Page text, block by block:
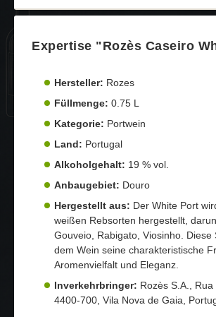
Expertise "Rozès Caseiro
Hersteller: Rozes
Füllmenge: 0.75 L
Kategorie: Portwein
Land: Portugal
Alkoholgehalt: 19 % vol.
Anbaugebiet: Douro
Hergestellt aus: Der White Port
weißen Rebsorten hergestellt,
Gouveio, Rabigato, Viosinho. Diese
dem Wein seine charakteristische
Aromenvielfalt und Eleganz.
Inverkehrbringer: Rozès S.A., Rua
4400-700, Vila Nova de Gaia,